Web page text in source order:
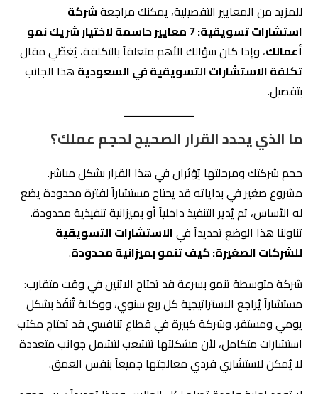
للمزيد من المعايير التفصيلية، يمكنك مراجعةشركة
استشارات تسويقية: 7 معايير حاسمة لاختيار شريك نمو
أعمالك، وإذا كان سؤالك الأهم متعلقاً بالتكلفة، يُغطّي مقال
تكلفة الاستشارات التسويقية في السعودية هذا الجانب
بتفصيل.
ما الذي يحدد القرار الصحيح لحجم عملك؟
حجم شركتك ومرحلتها يُؤثران في هذا القرار بشكل مباشر.
مشروع صغير في بداياته قد يحتاج مستشاراً لفترة محدودة يضع
له الأساس، ثم يُدير التنفيذ داخلياً أو بميزانية تنفيذية محدودة.
تناولنا هذا الوضع تحديداً فيالاستشارات التسويقية
للشركات الصغيرة: كيف تنمو بميزانية محدودة.
شركة متوسطة تنمو بسرعة قد تحتاج الاثنين في وقت متقارب:
مستشاراً يُراجع الاستراتيجية كل ربع سنوي، ووكالة تُنفّذ بشكل
يومي ومستقر. وشركة كبيرة في قطاع تنافسي قد تحتاج مكتب
استشارات متكامل، لأن مشكلتها تتشعب لتشمل جوانب متعددة
لا يُمكن لاستشاري فردي معالجتها جميعاً بنفس العمق.